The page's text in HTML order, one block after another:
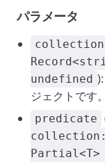
パラメータ
collection
undefined
ジェクトです。
predicate
collection: